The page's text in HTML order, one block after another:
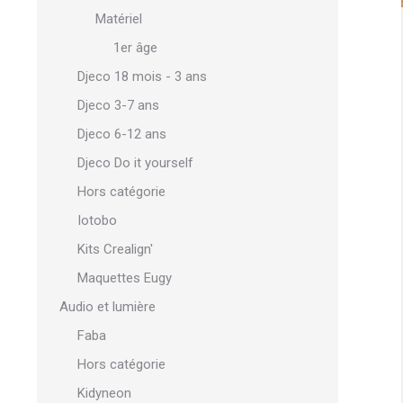
Matériel
1er âge
Djeco 18 mois - 3 ans
Djeco 3-7 ans
Djeco 6-12 ans
Djeco Do it yourself
Hors catégorie
Iotobo
Kits Crealign'
Maquettes Eugy
Audio et lumière
Faba
Hors catégorie
Kidyneon